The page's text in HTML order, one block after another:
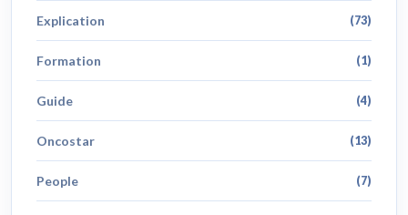
Explication (73)
Formation (1)
Guide (4)
Oncostar (13)
People (7)